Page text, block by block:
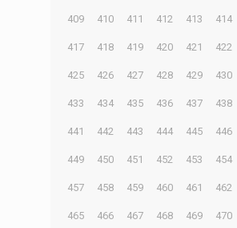
409 410 411 412 413 414
417 418 419 420 421 422
425 426 427 428 429 430
433 434 435 436 437 438
441 442 443 444 445 446
449 450 451 452 453 454
457 458 459 460 461 462
465 466 467 468 469 470